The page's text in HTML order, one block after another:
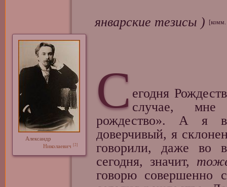
Александр
Николаевич [2]
январские тезисы )
С егодня
случае, мне
рождество». А я
доверчивый, я
говорили, даже во
сегодня, значит,
говорю совершенно